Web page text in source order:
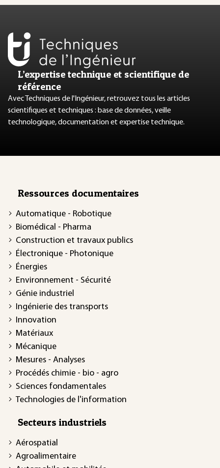
L’expertise technique et scientifique de
référence
Avec Techniques de l'Ingénieur, retrouvez tous les articles
scientifiques et techniques : base de données, veille
technologique, documentation et expertise technique.
Ressources documentaires
Automatique - Robotique
Biomédical - Pharma
Construction et travaux publics
Électronique - Photonique
Énergies
Environnement - Sécurité
Génie industriel
Ingénierie des transports
Innovation
Matériaux
Mécanique
Mesures - Analyses
Procédés chimie - bio - agro
Sciences fondamentales
Technologies de l'information
Secteurs industriels
Aérospatial
Agroalimentaire